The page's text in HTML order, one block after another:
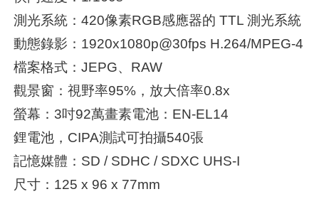
測光系統：420像素RGB感應器的 TTL 測光系統
動態錄影：1920x1080p@30fps H.264/MPEG-4
檔案格式：JEPG、RAW
觀景窗：視野率95%，放大倍率0.8x
螢幕：3吋92萬畫素電池：EN-EL14
鋰電池，CIPA測試可拍攝540張
記憶媒體：SD / SDHC / SDXC UHS-I
尺寸：125 x 96 x 77mm